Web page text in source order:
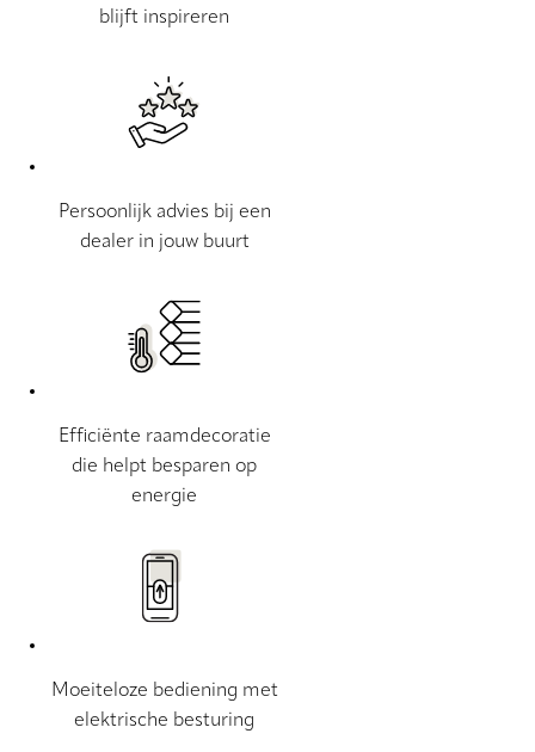
blijft inspireren
Persoonlijk advies bij een
dealer in jouw buurt
Efficiënte raamdecoratie
die helpt besparen op
energie
Moeiteloze bediening met
elektrische besturing